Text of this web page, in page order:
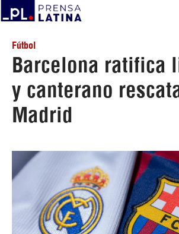
Fútbol
Barcelona ratifica
y canterano
Madrid